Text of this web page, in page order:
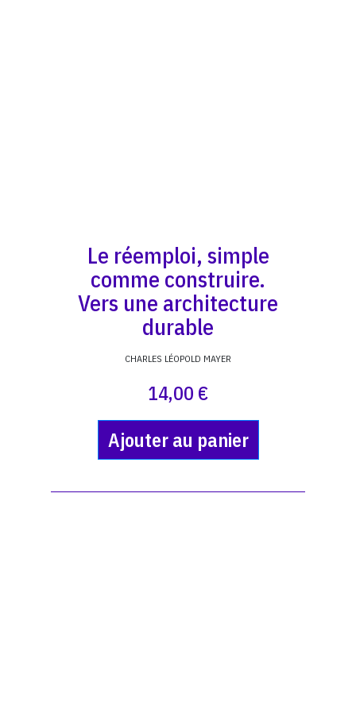
Le réemploi, simple
comme construire.
Vers une architecture
durable
CHARLES LÉOPOLD MAYER
14,00 €
Ajouter au panier